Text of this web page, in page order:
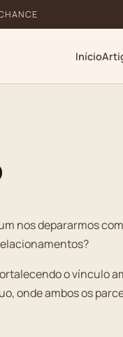
Início
nos depararmos
o vínculo
onde ambos os